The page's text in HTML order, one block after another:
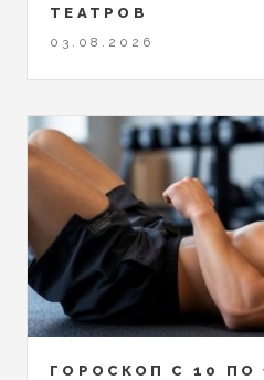
ТЕАТРОВ
03.08.2026
ГОРОСКОП С 10 ПО